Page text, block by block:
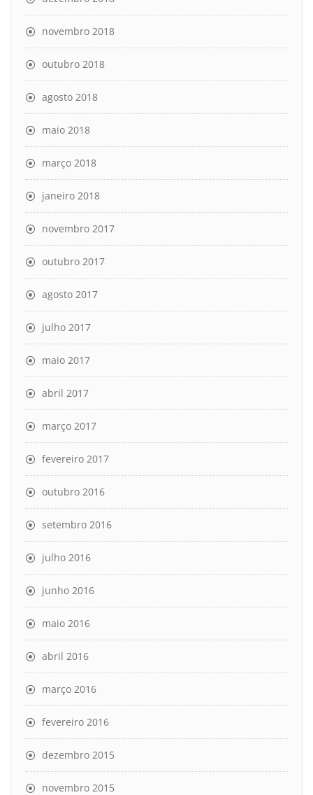
novembro 2018
outubro 2018
agosto 2018
maio 2018
março 2018
janeiro 2018
novembro 2017
outubro 2017
agosto 2017
julho 2017
maio 2017
abril 2017
março 2017
fevereiro 2017
outubro 2016
setembro 2016
julho 2016
junho 2016
maio 2016
abril 2016
março 2016
fevereiro 2016
dezembro 2015
novembro 2015